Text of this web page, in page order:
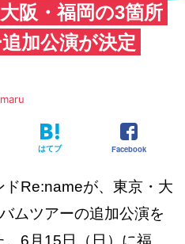
阪・福岡の3箇所
加公演が決定
はてブ Facebook
Re:nameが、東京・大
ムツアーの追加公演を
。6月15日（日）に福